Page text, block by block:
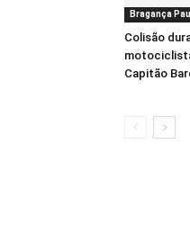
Bragança
Colisão
Capitão